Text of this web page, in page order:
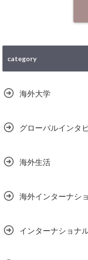
category
海外大学
グローバルインタ
海外生活
海外インターナシ
インターナショナ